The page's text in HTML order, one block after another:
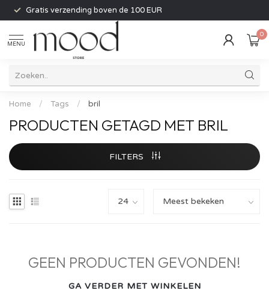
Gratis verzending boven de 100 EUR
MENU
0
Home / Tags / bril
PRODUCTEN GETAGD MET BRIL
FILTERS
GEEN PRODUCTEN GEVONDEN!
GA VERDER MET WINKELEN